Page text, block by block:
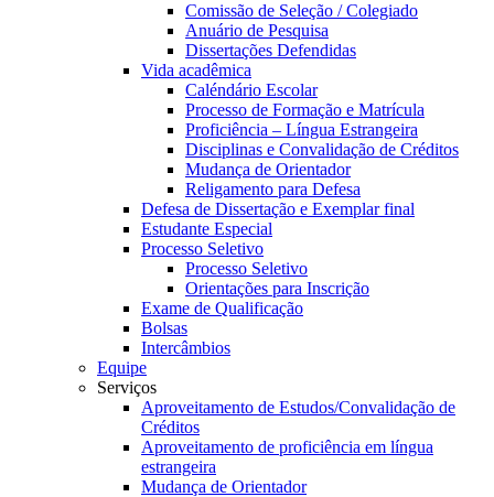
Comissão de Seleção / Colegiado
Anuário de Pesquisa
Dissertações Defendidas
Vida acadêmica
Caléndário Escolar
Processo de Formação e Matrícula
Proficiência – Língua Estrangeira
Disciplinas e Convalidação de Créditos
Mudança de Orientador
Religamento para Defesa
Defesa de Dissertação e Exemplar final
Estudante Especial
Processo Seletivo
Processo Seletivo
Orientações para Inscrição
Exame de Qualificação
Bolsas
Intercâmbios
Equipe
Serviços
Aproveitamento de Estudos/Convalidação de
Créditos
Aproveitamento de proficiência em língua
estrangeira
Mudança de Orientador